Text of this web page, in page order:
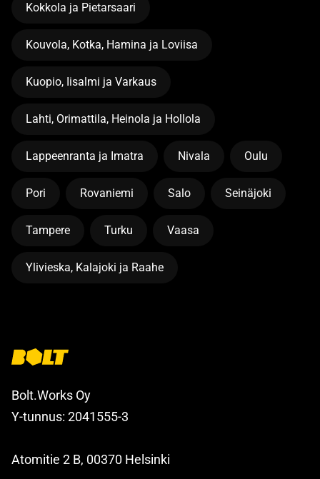
Kokkola ja Pietarsaari
Kouvola, Kotka, Hamina ja Loviisa
Kuopio, Iisalmi ja Varkaus
Lahti, Orimattila, Heinola ja Hollola
Lappeenranta ja Imatra Nivala Oulu
Pori Rovaniemi Salo Seinäjoki
Tampere Turku Vaasa
Ylivieska, Kalajoki ja Raahe
Bolt.Works Oy
Y-tunnus: 2041555-3
Atomitie 2 B, 00370 Helsinki